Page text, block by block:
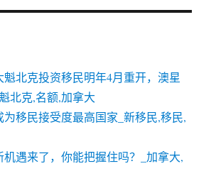
魁北克投资移民明年4月重开，澳星
北克,名额,加拿大
移民接受度最高国家_新移民,移民,
机遇来了，你能把握住吗？_加拿大,